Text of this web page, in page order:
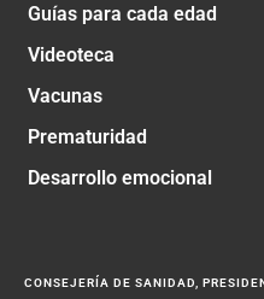
Guías para cada edad
Videoteca
Vacunas
Prematuridad
Desarrollo emocional
CONSEJERÍA DE SANIDAD,